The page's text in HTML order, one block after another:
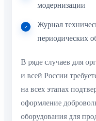
модернизации
Журнал
периодических
В ряде случаев для
и всей России
на всех этапах
оформление
оборудования для